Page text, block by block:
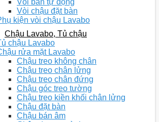
Vói bán tự động
Vòi chậu đặt bàn
kiện vòi chậu Lavabo
Chậu Lavabo, Tủ chậu
chậu Lavabo
rửa mặt Lavabo
Chậu treo không chân
Chậu treo chân lửng
Chậu treo chân đứng
Chậu góc treo tường
Chậu treo kiền khối chân lửng
Chậu đặt bàn
Chậu bán âm